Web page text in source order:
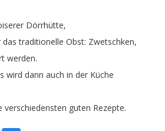
Dörrhütte,
das traditionelle Obst: Zwetschken,
werden.
wird dann auch in der Küche
verschiedensten guten Rezepte.